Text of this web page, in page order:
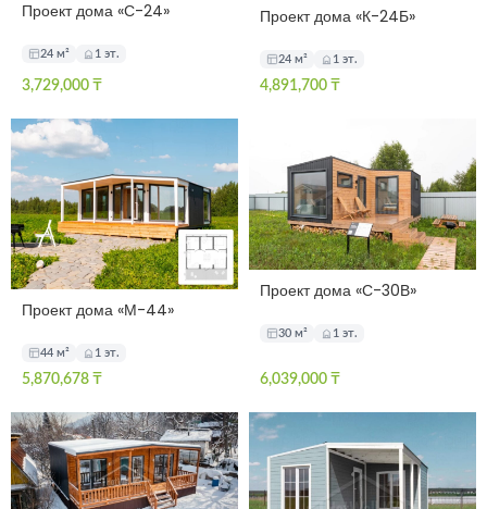
Проект дома «С-24»
24 м² 1 эт.
3,729,000 ₸
Проект дома «К-24Б»
24 м² 1 эт.
4,891,700 ₸
Проект дома «М-44»
44 м² 1 эт.
5,870,678 ₸
Проект дома «С-30В»
30 м² 1 эт.
6,039,000 ₸